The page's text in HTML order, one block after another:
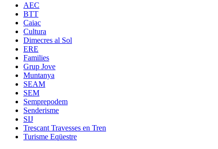
AEC
BTT
Caiac
Cultura
Dimecres al Sol
ERE
Families
Grup Jove
Muntanya
SEAM
SEM
Semprepodem
Senderisme
SIJ
Trescant Travesses en Tren
Turisme Eqüestre